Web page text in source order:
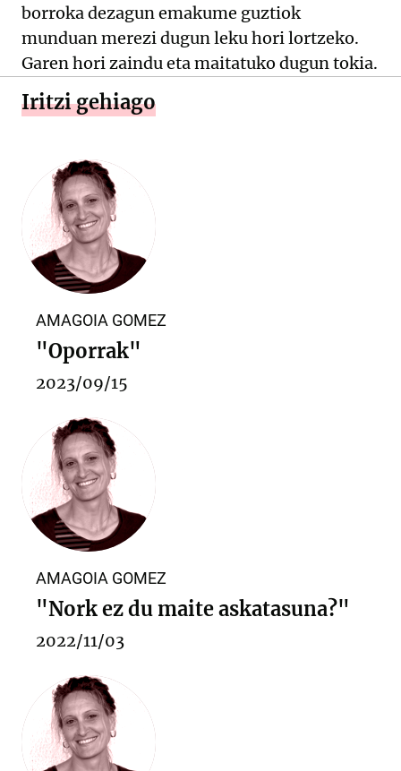
borroka dezagun emakume guztiok
munduan merezi dugun leku hori lortzeko.
Garen hori zaindu eta maitatuko dugun tokia.
Iritzi gehiago
AMAGOIA GOMEZ
"Oporrak"
2023/09/15
AMAGOIA GOMEZ
"Nork ez du maite askatasuna?"
2022/11/03